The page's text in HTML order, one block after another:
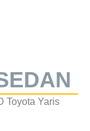
Toyota Yaris